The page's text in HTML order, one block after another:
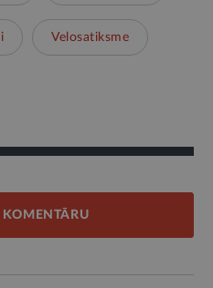
Velosatiksme
KOMENTĀRU